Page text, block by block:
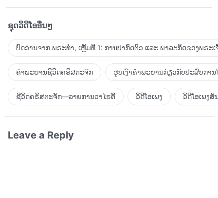
ຊຸດວິດີໂອອື່ນໆ
ບົດອ່ານຈາກ ພຣະທຳ, ເຫຼັ້ມທີ 1: ການປາກົດຕົວ ແລະ ພາລະກິດຂອງພຣະເ
ຄຳພະຍານຊີວິດຄຣິສຕະຈັກ ຮູບເງົາຄຳພະຍານກ່ຽວກັບປະສົບກາ
ຊີວິດຄຣິສຕະຈັກ—ລາຍການວາໄຣຕີ້ ວິດີໂອເພງ ວິດີໂອເພງສັ
Leave a Reply